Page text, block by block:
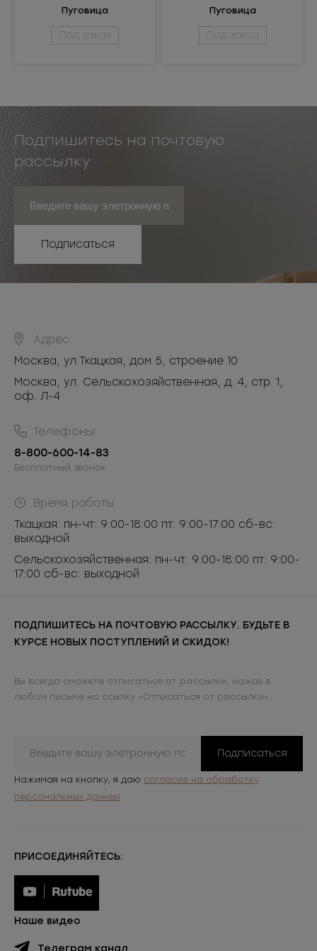
Пуговица
металлическая 24L
Под заказ
Пуговица
металлическая 24L
Под заказ
Подпишитесь на почтовую
рассылку
Подписаться
Адрес:
Москва, ул.Ткацкая, дом 5, строение 10
Москва, ул. Сельскохозяйственная, д. 4, стр. 1,
оф. Л-4
Телефоны:
8-800-600-14-83
Бесплатный звонок
Время работы:
Ткацкая: пн-чт: 9:00-18:00 пт: 9:00-17:00 сб-вс:
выходной
Сельскохозяйственная: пн-чт: 9:00-18:00 пт: 9:00-
17:00 сб-вс: выходной
ПОДПИШИТЕСЬ НА ПОЧТОВУЮ РАССЫЛКУ. БУДЬТЕ В
КУРСЕ НОВЫХ ПОСТУПЛЕНИЙ И СКИДОК!
Вы всегда сможете отписаться от рассылки, нажав в
любом письме на ссылку «Отписаться от рассылки»
Подписаться
Нажимая на кнопку, я даю согласие на обработку
персональных данных
ПРИСОЕДИНЯЙТЕСЬ:
Наше видео